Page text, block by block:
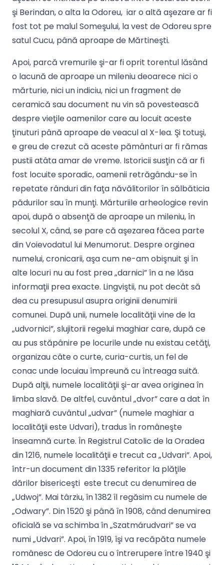
şi Berindan, o alta la Odoreu, iar o altă aşezare ar fi
fost tot pe malul Someşului, la vest de Odoreu spre
satul Cucu, până aproape de Mărtineşti.
Apoi, parcă vremurile şi-ar fi oprit torentul lăsând
o lacună de aproape un mileniu deoarece nici o
mărturie, nici un indiciu, nici un fragment de
ceramică sau document nu vin să povestească
despre vieţile oamenilor care au locuit aceste
ţinuturi până aproape de veacul al X-lea. Şi totuşi,
e greu de crezut că aceste pământuri ar fi rămas
pustii atâta amar de vreme. Istoricii susţin că ar fi
fost locuite sporadic, oamenii retrăgându-se în
repetate rânduri din faţa năvălitorilor în sălbăticia
pădurilor sau în munţi. Mărturiile arheologice revin
apoi, după o absenţă de aproape un mileniu, în
secolul X, când, se pare că aşezarea făcea parte
din Voievodatul lui Menumorut. Despre orginea
numelui, cronicarii, aşa cum ne-am obişnuit şi în
alte locuri nu au fost prea „darnici” în a ne lăsa
informaţii prea exacte. Lingviştii, nu pot decât să
dea cu presupusul asupra originii denumirii
comunei. După unii, numele localităţii vine de la
„udvornici”, slujitorii regelui maghiar care, după ce
au pus stăpânire pe locurile unde nu existau cetăţi,
organizau câte o curte, curia-curtis, un fel de
conac unde locuiau împreună cu întreaga suită.
După alţii, numele localităţii şi-ar avea originea în
limba slavă. De altfel, cuvântul „dvor” care a dat în
maghiară cuvântul „udvar” (numele maghiar a
localităţii este Udvari), tradus în româneşte
înseamnă curte. În Registrul Catolic de la Oradea
din 1216, numele localităţii e trecut ca „Udvari”. Apoi,
într-un document din 1335 referitor la plăţile
dărilor bisericeşti este trecut cu denumirea de
„Udwoj”. Mai târziu, în 1382 îl regăsim cu numele de
„Odwary”. Din 1520 şi până în 1908, când denumirea
oficială se va schimba în „Szatmárudvari” se va
numi „Udvari”. Apoi, în 1919, îşi va recăpăta numele
românesc de Odoreu cu o întrerupere între 1940 şi